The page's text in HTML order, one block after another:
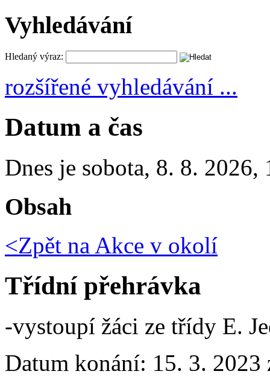
Vyhledávání
Hledaný výraz:
rozšířené vyhledávání ...
Datum a čas
Dnes je sobota, 8. 8. 2026,
Obsah
<Zpět na Akce v okolí
Třídní přehrávka
-vystoupí žáci ze třídy E.
Datum konání: 15. 3. 2023